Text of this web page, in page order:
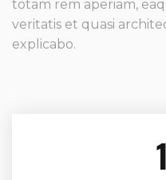
totam rem aperiam,
veritatis et quasi
explicabo.